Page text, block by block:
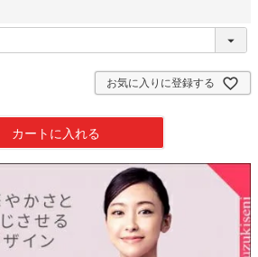
お気に入りに登録する
カートに入れる